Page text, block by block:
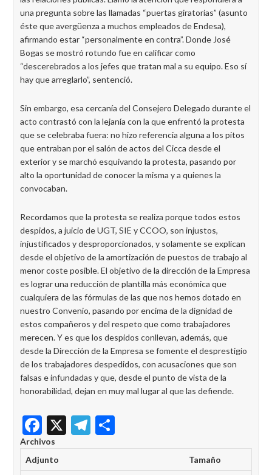
una pregunta sobre las llamadas “puertas giratorias” (asunto
éste que avergüenza a muchos empleados de Endesa),
afirmando estar “personalmente en contra”. Donde José
Bogas se mostró rotundo fue en calificar como
“descerebrados a los jefes que tratan mal a su equipo. Eso sí
hay que arreglarlo”, sentenció.
Sin embargo, esa cercanía del Consejero Delegado durante el
acto contrastó con la lejanía con la que enfrentó la protesta
que se celebraba fuera: no hizo referencia alguna a los pitos
que entraban por el salón de actos del Cicca desde el
exterior y se marchó esquivando la protesta, pasando por
alto la oportunidad de conocer la misma y a quienes la
convocaban.
Recordamos que la protesta se realiza porque todos estos
despidos, a juicio de UGT, SIE y CCOO, son injustos,
injustificados y desproporcionados, y solamente se explican
desde el objetivo de la amortización de puestos de trabajo al
menor coste posible. El objetivo de la dirección de la Empresa
es lograr una reducción de plantilla más económica que
cualquiera de las fórmulas de las que nos hemos dotado en
nuestro Convenio, pasando por encima de la dignidad de
estos compañeros y del respeto que como trabajadores
merecen. Y es que los despidos conllevan, además, que
desde la Dirección de la Empresa se fomente el desprestigio
de los trabajadores despedidos, con acusaciones que son
falsas e infundadas y que, desde el punto de vista de la
honorabilidad, dejan en muy mal lugar al que las defiende.
Facebook
X Telegram
Archivos
Adjunto
Tamaño